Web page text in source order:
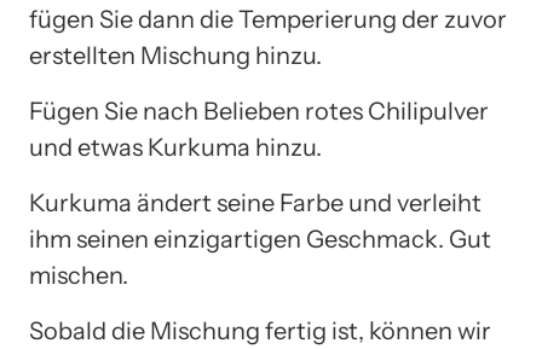
fügen Sie dann die Temperierung der zuvor
erstellten Mischung hinzu.
Fügen Sie nach Belieben rotes Chilipulver
und etwas Kurkuma hinzu.
Kurkuma ändert seine Farbe und verleiht
ihm seinen einzigartigen Geschmack. Gut
mischen.
Sobald die Mischung fertig ist, können wir